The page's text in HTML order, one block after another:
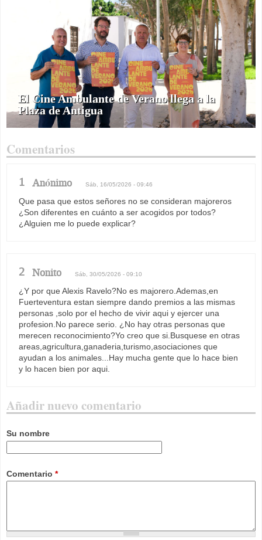
El Cine Ambulante de Verano llega a la
Plaza de Antigua
Comentarios
1 Anónimo Sáb, 16/05/2026 - 09:46
Que pasa que estos señores no se consideran majoreros
¿Son diferentes en cuánto a ser acogidos por todos?
¿Alguien me lo puede explicar?
2 Nonito Sáb, 30/05/2026 - 09:10
¿Y por que Alexis Ravelo?No es majorero.Ademas,en
Fuerteventura estan siempre dando premios a las mismas
personas ,solo por el hecho de vivir aqui y ejercer una
profesion.No parece serio. ¿No hay otras personas que
merecen reconocimiento?Yo creo que si.Busquese en otras
areas,agricultura,ganaderia,turismo,asociaciones que
ayudan a los animales...Hay mucha gente que lo hace bien
y lo hacen bien por aqui.
Añadir nuevo comentario
Su nombre
Comentario *